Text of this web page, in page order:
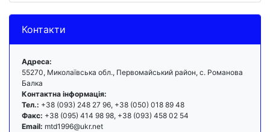
Контакти
Адреса:
55270, Миколаївська обл., Первомайський район, с. Романова
Балка
Контактна інформація:
Тел.: +38 (093) 248 27 96, +38 (050) 018 89 48
Факс: +38 (095) 414 98 98, +38 (093) 458 02 54
Email: mtd1996@ukr.net